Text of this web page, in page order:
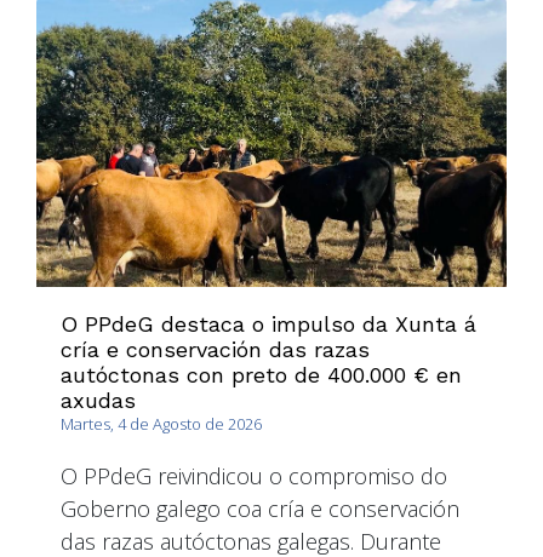
O PPdeG destaca o impulso da Xunta á
cría e conservación das razas
autóctonas con preto de 400.000 € en
axudas
Martes, 4 de Agosto de 2026
O PPdeG reivindicou o compromiso do
Goberno galego coa cría e conservación
das razas autóctonas galegas. Durante